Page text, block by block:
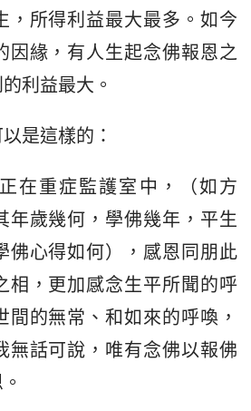
，所得利益最大最多。如今
因緣，有人生起念佛報恩之
利益最大。
是這樣的：
在重症監護室中，（如方
年歲幾何，學佛幾年，平生
佛心得如何），感恩同朋此
相，更加感念生平所聞的呼
間的無常、和如來的呼喚，
無話可說，唯有念佛以報佛